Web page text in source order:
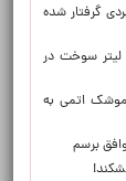
گرفتار شده
بیش از ۵ میلیون لیتر سوخت در
اتمی به
برسم